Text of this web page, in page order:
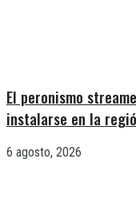
El peronismo
instalarse en la
6 agosto, 2026